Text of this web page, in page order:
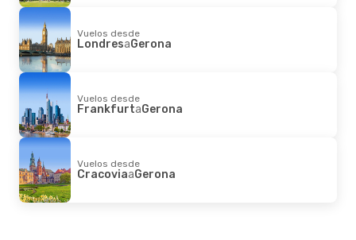
Vuelos desde
LondresaGerona
Vuelos desde
FrankfurtaGerona
Vuelos desde
CracoviaaGerona